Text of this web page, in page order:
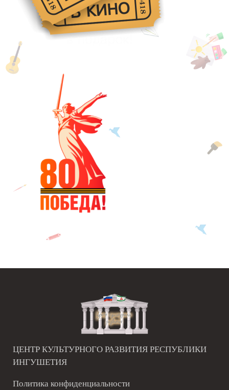
ЦЕНТР КУЛЬТУРНОГО РАЗВИТИЯ РЕСПУБЛИКИ
ИНГУШЕТИЯ
Политика конфиденциальности